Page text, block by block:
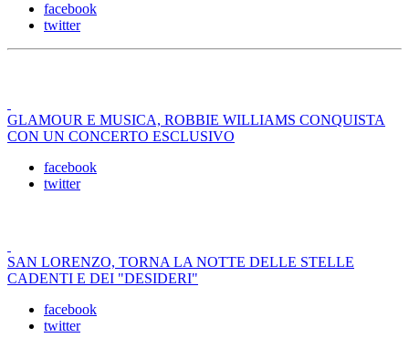
facebook
twitter
GLAMOUR E MUSICA, ROBBIE WILLIAMS CONQUISTA
CON UN CONCERTO ESCLUSIVO
facebook
twitter
SAN LORENZO, TORNA LA NOTTE DELLE STELLE
CADENTI E DEI "DESIDERI"
facebook
twitter